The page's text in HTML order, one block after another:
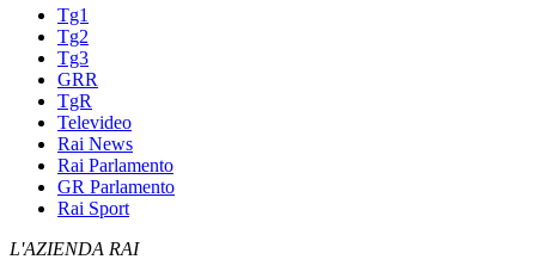
Tg1
Tg2
Tg3
GRR
TgR
Televideo
Rai News
Rai Parlamento
GR Parlamento
Rai Sport
L'AZIENDA RAI